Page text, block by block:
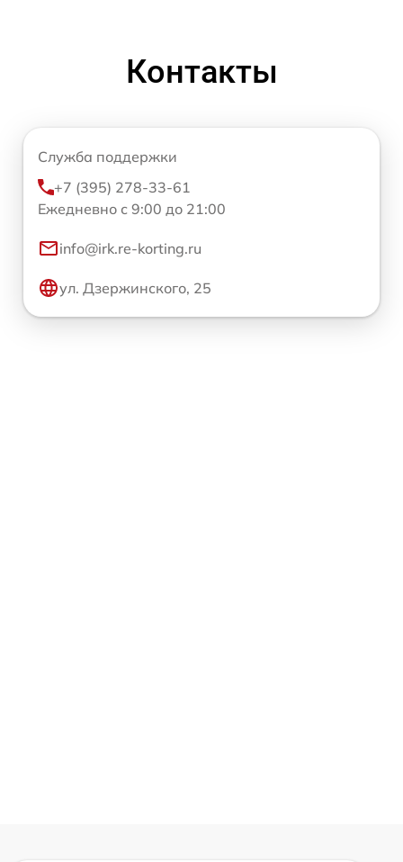
Контакты
Служба поддержки
+7 (395) 278-33-61
Ежедневно с 9:00 до 21:00
info@irk.re-korting.ru
ул. Дзержинского, 25